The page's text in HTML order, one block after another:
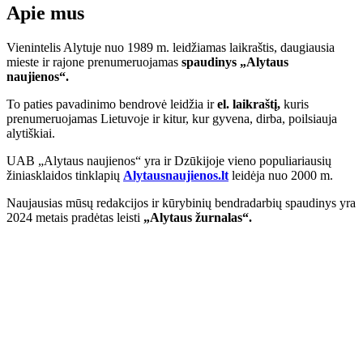
Apie mus
Vienintelis Alytuje nuo 1989 m. leidžiamas laikraštis, daugiausia
mieste ir rajone prenumeruojamas spaudinys „Alytaus
naujienos“.
To paties pavadinimo bendrovė leidžia irel. laikraštį, kuris
prenumeruojamas Lietuvoje ir kitur, kur gyvena, dirba, poilsiauja
alytiškiai.
UAB „Alytaus naujienos“ yra ir Dzūkijoje vieno populiariausių
žiniasklaidos tinklapių Alytausnaujienos.lt leidėja nuo 2000 m.
Naujausias mūsų redakcijos ir kūrybinių bendradarbių spaudinys yra
2024 metais pradėtas leisti „Alytaus žurnalas“.